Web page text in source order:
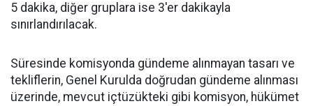
5 dakika, diğer gruplara ise 3'er dakikayla
sınırlandırılacak.
Süresinde komisyonda gündeme alınmayan tasarı ve
tekliflerin, Genel Kurulda doğrudan gündeme alınması
üzerinde, mevcut içtüzükteki gibi komisyon, hükümet